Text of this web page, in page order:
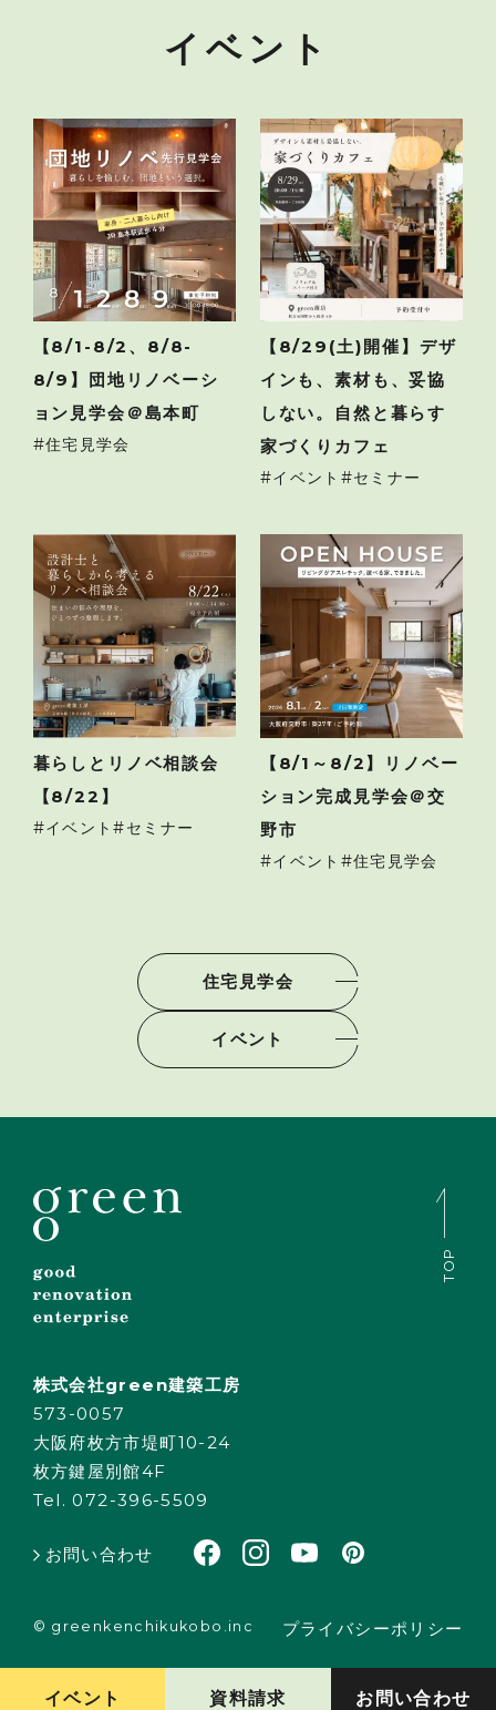
イベント
【8/1-8/2、8/8-
8/9】団地リノベーシ
ョン見学会＠島本町
住宅見学会
【8/29(土)開催】デザ
インも、素材も、妥協
しない。自然と暮らす
家づくりカフェ
イベント セミナー
暮らしとリノベ相談会
【8/22】
イベント セミナー
【8/1～8/2】リノベー
ション完成見学会＠交
野市
イベント 住宅見学会
住宅見学会
イベント
イベント 資料請求 お問い合わせ
株式会社green建築工房
573-0057
大阪府枚方市堤町10-24
枚方鍵屋別館4F
Tel. 072-396-5509
お問い合わせ
© greenkenchikukobo.inc プライバシーポリシー
TOP